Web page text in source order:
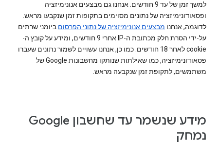
למשך זמן של עד 9 חודשים. אנחנו גם מבצעים אנונימיזציה
ופסאודונימיזציה של נתונים מסוימים בתקופות זמן שנקבעו מראש.
לדוגמה, אנחנו מבצעים אנונימיזציה של נתוני הפרסום ביומני שרתים
על-ידי הסרת חלק מכתובת ה-IP אחרי 9 חודשים, ומידע על קובץ ה-
cookie לאחר 18 חודשים. כמו כן, אנחנו עשויים לשמור נתונים שעברו
פסאודונימיזציה, כמו שאילתות שנותקו מחשבונות Google של
משתמשים, לתקופת זמן שנקבעה מראש.
מידע שנשמר עד שחשבון Google
נמחק